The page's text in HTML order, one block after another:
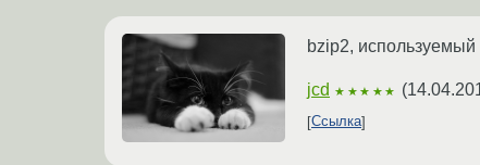
bzip2,
jcd ★★★★★ (
Ссылка